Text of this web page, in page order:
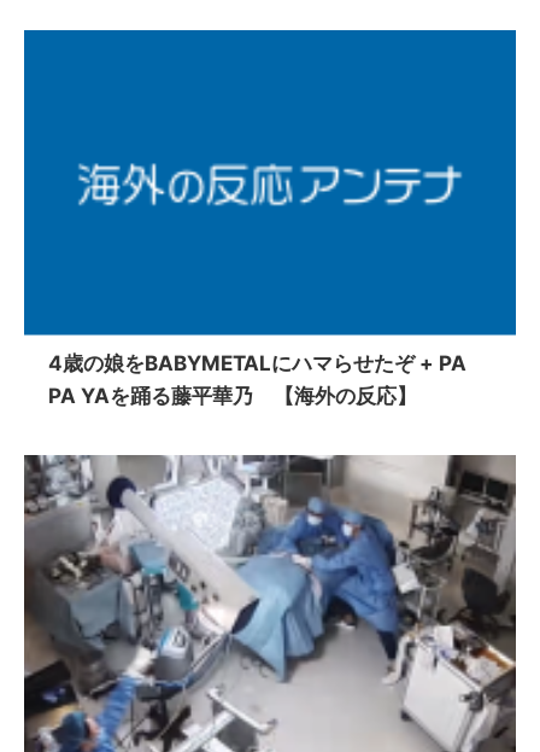
4歳の娘をBABYMETALにハマらせたぞ + PA
PA YAを踊る藤平華乃 【海外の反応】